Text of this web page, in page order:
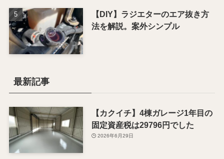
【DIY】ラジエターのエア抜き方
法を解説。案外シンプル
最新記事
【カクイチ】4棟ガレージ1年目の
固定資産税は29796円でした
2026年6月29日